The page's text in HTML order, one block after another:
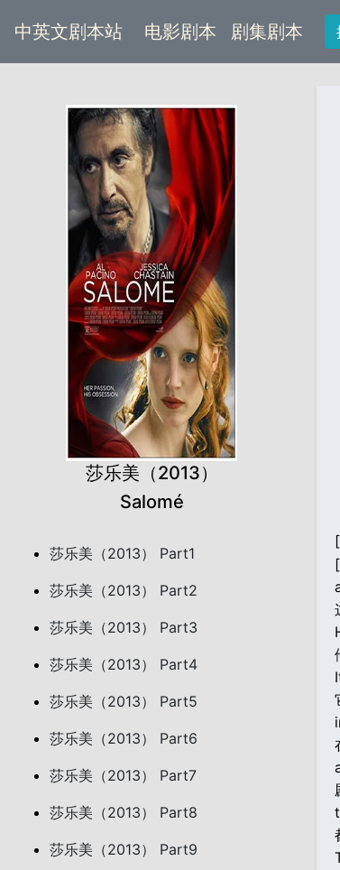
中英文剧本站 电影剧本 (current)
剧集剧本
莎乐美（2013）
Salomé
莎乐美（2013） Part1
莎乐美（2013） Part2
莎乐美（2013） Part3
莎乐美（2013） Part4
莎乐美（2013） Part5
莎乐美（2013） Part6
莎乐美（2013） Part7
莎乐美（2013） Part8
莎乐美（2013） Part9